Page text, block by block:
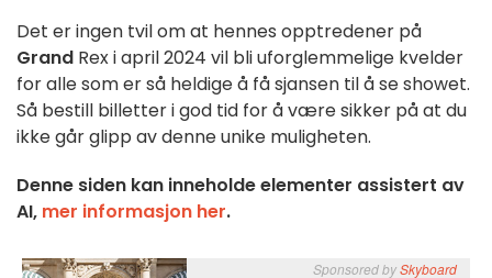
Det er ingen tvil om at hennes opptredener på
Grand Rex i april 2024 vil bli uforglemmelige kvelder
for alle som er så heldige å få sjansen til å se showet.
Så bestill billetter i god tid for å være sikker på at du
ikke går glipp av denne unike muligheten.
Denne siden kan inneholde elementer assistert av
AI, mer informasjon her.